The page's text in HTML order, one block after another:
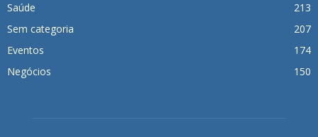
Saúde
213
Sem categoria
207
Eventos
174
Negócios
150